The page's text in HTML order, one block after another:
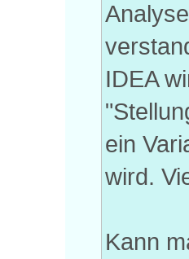
IDEA
ein
wird.
Kann